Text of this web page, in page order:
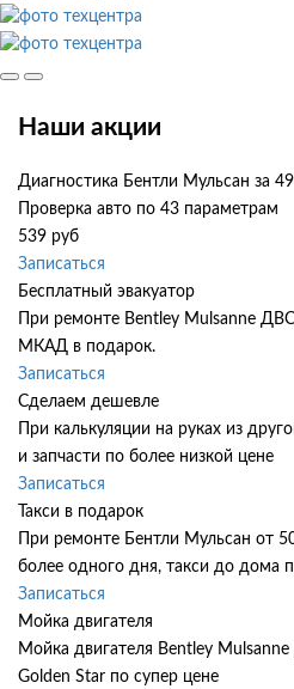
Наши акции
Диагностика Бентли Мульсан за
Проверка авто по 43 параметрам
539 руб
Записаться
Бесплатный эвакуатор
При ремонте Bentley Mulsanne
МКАД в подарок.
Записаться
Сделаем дешевле
При калькуляции на руках из
и запчасти по более низкой цене
Записаться
Такси в подарок
При ремонте Бентли Мульсан от
более одного дня, такси до дома
Записаться
Мойка двигателя
Мойка двигателя Bentley
Golden Star по супер цене